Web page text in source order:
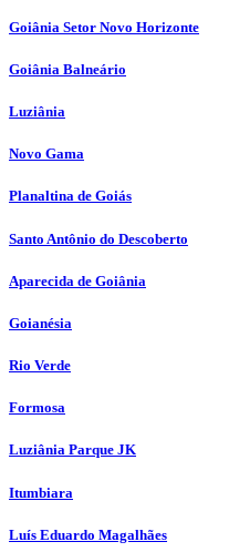
Goiânia Setor Novo Horizonte
Goiânia Balneário
Luziânia
Novo Gama
Planaltina de Goiás
Santo Antônio do Descoberto
Aparecida de Goiânia
Goianésia
Rio Verde
Formosa
Luziânia Parque JK
Itumbiara
Luís Eduardo Magalhães